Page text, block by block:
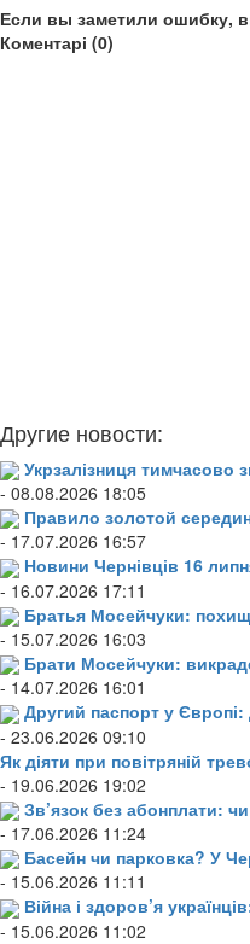
Если вы заметили ошибку,
Коментарі (0)
Другие новости:
Укрзалізниця тимчасово
- 08.08.2026 18:05
Правило золотой
- 17.07.2026 16:57
Новини Чернівців 16
- 16.07.2026 17:11
Братья Мосейчуки:
- 15.07.2026 16:03
Брати Мосейчуки:
- 14.07.2026 16:01
Другий паспорт у
- 23.06.2026 09:10
Як діяти при повітряній
- 19.06.2026 19:02
Зв’язок без абонплати:
- 17.06.2026 11:24
Басейн чи парковка? У
- 15.06.2026 11:11
Війна і здоров’я
- 15.06.2026 11:02